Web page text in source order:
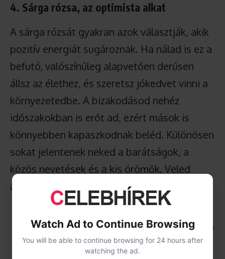
4. Sárga rózsa, az optimista alkat
A sárga rózsát gyakran azok választják, akik
pozitív energiát sugároznak. Ha nálad is ez a
befutó, valószínűleg alapvetően derűsen
állsz az élethez, és szeretsz jókedvet vinni a
környezetedbe. A bizakodásod nehéz
időszakokban is erőt ad, ezért mások is
könnyebben kapaszkodnak beléd. Különösen
sokat jelentenek neked a barátságok, a
közös nevetések és a kis örömök. Veled
általában könnyű fellélegezni.
Watch Ad to Continue Browsing
You will be able to continue browsing for 24 hours after
watching the ad.